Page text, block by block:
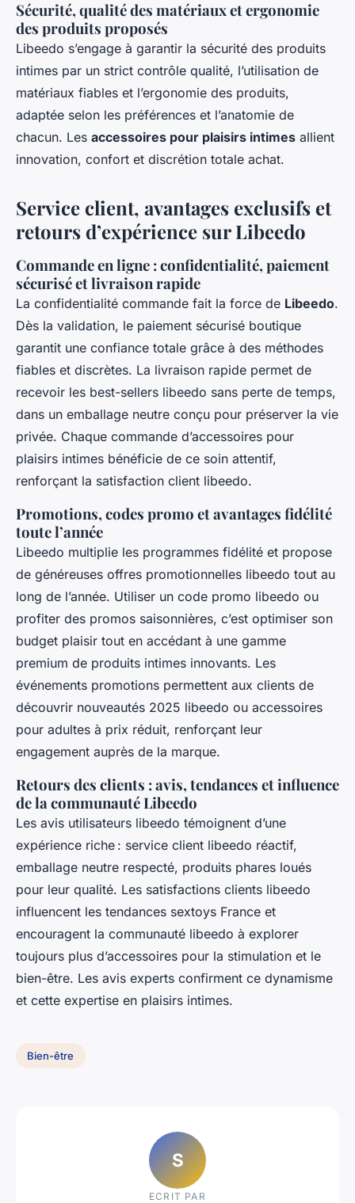
Sécurité, qualité des matériaux et ergonomie
des produits proposés
Libeedo s’engage à garantir la sécurité des produits
intimes par un strict contrôle qualité, l’utilisation de
matériaux fiables et l’ergonomie des produits,
adaptée selon les préférences et l’anatomie de
chacun. Les accessoires pour plaisirs intimes allient
innovation, confort et discrétion totale achat.
Service client, avantages exclusifs et
retours d’expérience sur Libeedo
Commande en ligne : confidentialité, paiement
sécurisé et livraison rapide
La confidentialité commande fait la force de Libeedo.
Dès la validation, le paiement sécurisé boutique
garantit une confiance totale grâce à des méthodes
fiables et discrètes. La livraison rapide permet de
recevoir les best-sellers libeedo sans perte de temps,
dans un emballage neutre conçu pour préserver la vie
privée. Chaque commande d’accessoires pour
plaisirs intimes bénéficie de ce soin attentif,
renforçant la satisfaction client libeedo.
Promotions, codes promo et avantages fidélité
toute l’année
Libeedo multiplie les programmes fidélité et propose
de généreuses offres promotionnelles libeedo tout au
long de l’année. Utiliser un code promo libeedo ou
profiter des promos saisonnières, c’est optimiser son
budget plaisir tout en accédant à une gamme
premium de produits intimes innovants. Les
événements promotions permettent aux clients de
découvrir nouveautés 2025 libeedo ou accessoires
pour adultes à prix réduit, renforçant leur
engagement auprès de la marque.
Retours des clients : avis, tendances et influence
de la communauté Libeedo
Les avis utilisateurs libeedo témoignent d’une
expérience riche : service client libeedo réactif,
emballage neutre respecté, produits phares loués
pour leur qualité. Les satisfactions clients libeedo
influencent les tendances sextoys France et
encouragent la communauté libeedo à explorer
toujours plus d’accessoires pour la stimulation et le
bien-être. Les avis experts confirment ce dynamisme
et cette expertise en plaisirs intimes.
Bien-être
S
ECRIT PAR